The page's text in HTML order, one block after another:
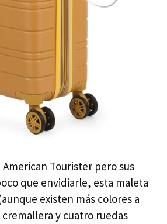
Tourister pero sus
que envidiarle, esta maleta
existen más colores a
y cuatro ruedas